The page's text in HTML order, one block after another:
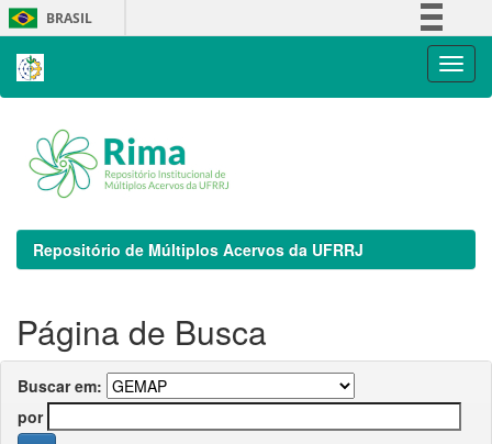
Skip
navigation
BRASIL
Repositório de Múltiplos Acervos da UFRRJ
Página de Busca
Buscar em:
por